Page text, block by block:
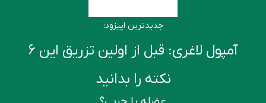
جدیدترین اپیزود:
آمپول لاغری: قبل از اولین تزریق این ۶
نکته را بدانید